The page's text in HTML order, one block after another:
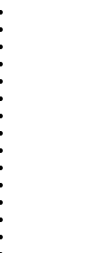
حمید
حمید
حمید
حمید
حمید
حمید
حمید
حمید
حمید
حمید